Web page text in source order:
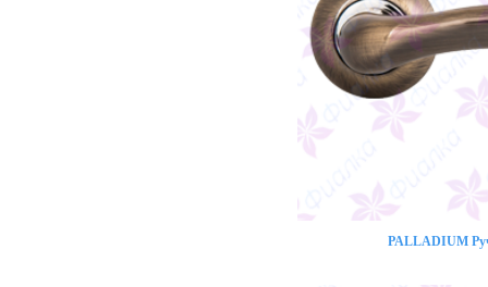
PALLADIUM